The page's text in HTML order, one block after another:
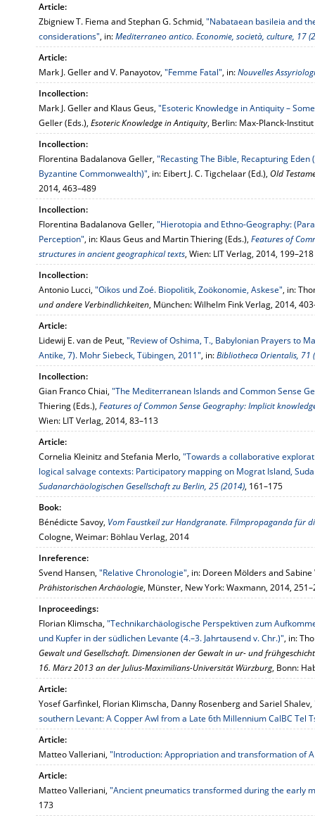
Article:
Zbigniew T. Fiema and Stephan G. Schmid, "Nabataean basileia and
considerations", in:Mediterraneo antico. Economie, società, culture, 17
Article:
Mark J. Geller and V. Panayotov, "Femme Fatal", in:Nouvelles
Incollection:
Mark J. Geller and Klaus Geus, "Esoteric Knowledge in Antiquity –
Geller (Eds.), Esoteric Knowledge in Antiquity, Berlin: Max-Planck-
Incollection:
Florentina Badalanova Geller, "Recasting The Bible, Recapturing
Byzantine Commonwealth)", in: Eibert J. C. Tigchelaar (Ed.), Old
2014, 463–489
Incollection:
Florentina Badalanova Geller, "Hierotopia and Ethno-Geography:
Perception", in: Klaus Geus and Martin Thiering (Eds.), Features of
structures in ancient geographical texts, Wien: LIT Verlag, 2014, 199–218
Incollection:
Antonio Lucci, "Oikos und Zoé. Biopolitik, Zoökonomie, Askese", in:
und andere Verbindlichkeiten, München: Wilhelm Fink Verlag, 2014,
Article:
Lidewij E. van de Peut, "Review of Oshima, T., Babylonian Prayers to
Antike, 7). Mohr Siebeck, Tübingen, 2011", in:Bibliotheca Orientalis, 71
Incollection:
Gian Franco Chiai, "The Mediterranean Islands and Common Sense
Thiering (Eds.), Features of Common Sense Geography: Implicit
Wien: LIT Verlag, 2014, 83–113
Article:
Cornelia Kleinitz and Stefania Merlo, "Towards a collaborative
logical salvage contexts: Participatory mapping on Mograt Island,
Sudanarchäologischen Gesellschaft zu Berlin, 25 (2014), 161–175
Book:
Bénédicte Savoy, Vom Faustkeil zur Handgranate. Filmpropaganda für
Cologne, Weimar: Böhlau Verlag, 2014
Inreference:
Svend Hansen, "Relative Chronologie", in: Doreen Mölders and
Prähistorischen Archäologie, Münster, New York: Waxmann, 2014,
Inproceedings:
Florian Klimscha, "Technikarchäologische Perspektiven zum
und Kupfer in der südlichen Levante (4.–3. Jahrtausend v. Chr.)", in:
Gewalt und Gesellschaft. Dimensionen der Gewalt in ur- und
16. März 2013 an der Julius-Maximilians-Universität Würzburg, Bonn:
Article:
Yosef Garfinkel, Florian Klimscha, Danny Rosenberg and Sariel Shalev,
southern Levant: A Copper Awl from a Late 6th Millennium CalBC Tel
Article:
Matteo Valleriani, "Introduction: Appropriation and transformation of
Article:
Matteo Valleriani, "Ancient pneumatics transformed during the early
173